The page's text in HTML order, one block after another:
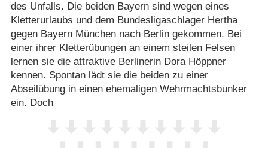
des Unfalls. Die beiden Bayern sind wegen eines
Kletterurlaubs und dem Bundesligaschlager Hertha
gegen Bayern München nach Berlin gekommen. Bei
einer ihrer Kletterübungen an einem steilen Felsen
lernen sie die attraktive Berlinerin Dora Höppner
kennen. Spontan lädt sie die beiden zu einer
Abseilübung in einen ehemaligen Wehrmachtsbunker
ein. Doch